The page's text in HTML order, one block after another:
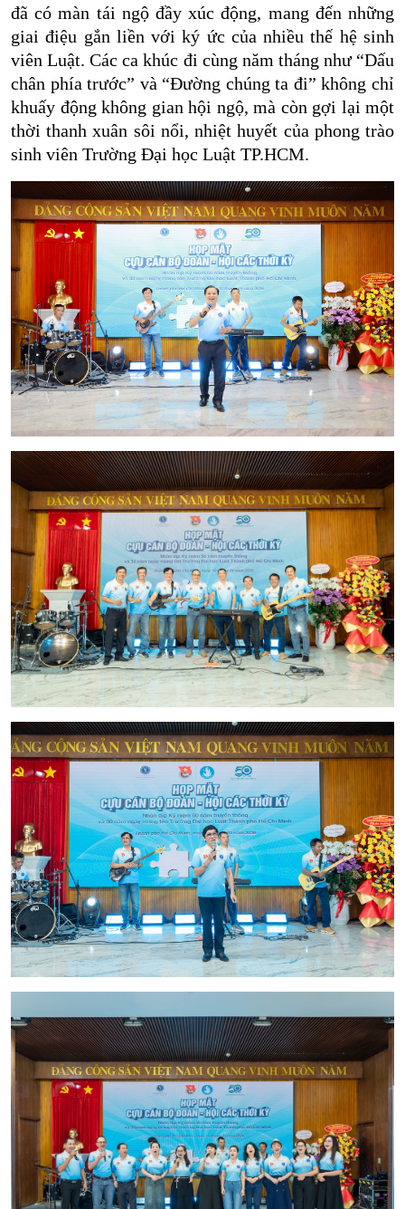
đã có màn tái ngộ đầy xúc động, mang đến những
giai điệu gắn liền với ký ức của nhiều thế hệ sinh
viên Luật. Các ca khúc đi cùng năm tháng như “Dấu
chân phía trước” và “Đường chúng ta đi” không chỉ
khuấy động không gian hội ngộ, mà còn gợi lại một
thời thanh xuân sôi nổi, nhiệt huyết của phong trào
sinh viên Trường Đại học Luật TP.HCM.